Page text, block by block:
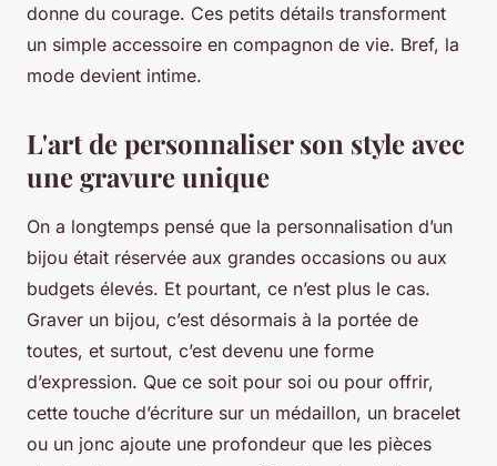
donne du courage. Ces petits détails transforment
un simple accessoire en compagnon de vie. Bref, la
mode devient intime.
L'art de personnaliser son style avec
une gravure unique
On a longtemps pensé que la personnalisation d’un
bijou était réservée aux grandes occasions ou aux
budgets élevés. Et pourtant, ce n’est plus le cas.
Graver un bijou, c’est désormais à la portée de
toutes, et surtout, c’est devenu une forme
d’expression. Que ce soit pour soi ou pour offrir,
cette touche d’écriture sur un médaillon, un bracelet
ou un jonc ajoute une profondeur que les pièces